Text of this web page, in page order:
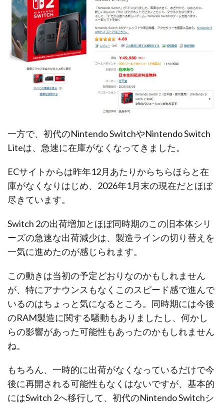
一方で、初代のNintendo SwitchやNintendo Switch
Liteは、急速に在庫がなくなってきました。
ECサイトからは昨年12月あたりからちらほらと在
庫がなくなりはじめ、2026年1月末の現在だとほぼ
尽きています。
Switch 2の出荷増加とほぼ同時期のこの旧本体シリ
ーズの急速な出荷減少は、製造ラインの切り替えを
一気に進めたのが感じられます。
この動きは当初の予定どおりなのかもしれません
が、特にアナウンスもなくこのスピード感で進んで
いるのはちょっと気になるところ。同時期には今後
のRAM製造に関する騒動もありましたし、何かし
らの影響があった可能性もあったのかもしれません
ね。
もちろん、一時的に出荷がなくなっているだけで今
後に再開される可能性もなくはないですが、基本的
にはSwitch 2へ移行して、初代のNintendo Switchシ